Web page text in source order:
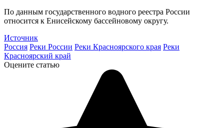
По данным государственного водного реестра России
относится к Енисейскому бассейновому округу.
Источник
Россия Реки России Реки Красноярского края Реки
Красноярский край
Оцените статью